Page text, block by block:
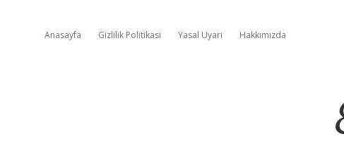
Anasayfa Gizlilik Politikası Yasal Uyarı Hakkımızda